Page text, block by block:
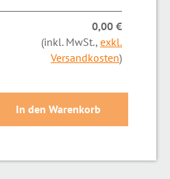
0,00 €
(inkl. MwSt., exkl.
Versandkosten)